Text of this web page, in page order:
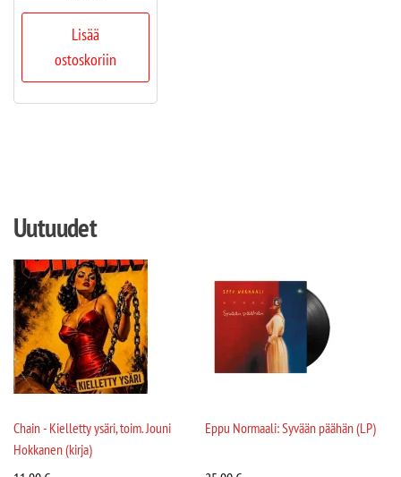
Lisää
ostoskoriin
Uutuudet
Chain - Kielletty ysäri, toim. Jouni
Hokkanen (kirja)
Eppu Normaali: Syvään päähän (LP)